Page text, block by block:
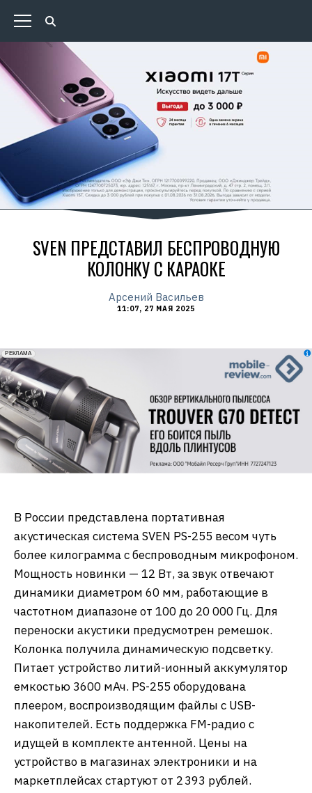
SVEN ПРЕДСТАВИЛ БЕСПРОВОДНУЮ
КОЛОНКУ С КАРАОКЕ
Арсений Васильев
11:07, 27 МАЯ 2025
erid: 2VfnxxmNzs5
РЕКЛАМА
В России представлена портативная
акустическая система SVEN PS-255 весом чуть
более килограмма с беспроводным микрофоном.
Мощность новинки — 12 Вт, за звук отвечают
динамики диаметром 60 мм, работающие в
частотном диапазоне от 100 до 20 000 Гц. Для
переноски акустики предусмотрен ремешок.
Колонка получила динамическую подсветку.
Питает устройство литий-ионный аккумулятор
емкостью 3600 мАч. PS-255 оборудована
плеером, воспроизводящим файлы с USB-
накопителей. Есть поддержка FM-радио с
идущей в комплекте антенной. Цены на
устройство в магазинах электроники и на
маркетплейсах стартуют от 2 393 рублей.